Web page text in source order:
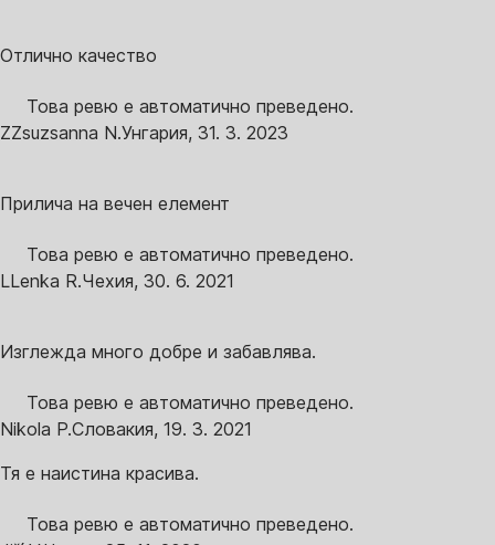
Отлично качество
Това ревю е автоматично преведено.
ZZsuzsanna N.Унгария, 31. 3. 2023
Прилича на вечен елемент
Това ревю е автоматично преведено.
LLenka R.Чехия, 30. 6. 2021
Изглежда много добре и забавлява.
Това ревю е автоматично преведено.
Nikola P.Словакия, 19. 3. 2021
Тя е наистина красива.
Това ревю е автоматично преведено.